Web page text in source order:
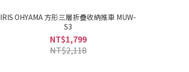
IRIS OHYAMA 方形三層折疊收納推車 MUW-
S3
NT$1,799
NT$2,118